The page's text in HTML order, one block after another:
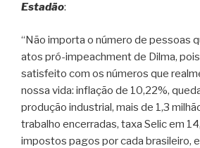
Estadão:
“Não importa o número de pessoas
atos pró-impeachment de Dilma,
satisfeito com os números que
nossa vida: inflação de 10,22%,
produção industrial, mais de 1,3
trabalho encerradas, taxa Selic em
impostos pagos por cada brasileiro, e